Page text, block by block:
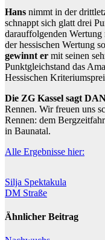
Hans nimmt in der
schnappt sich glatt drei
darauffolgenden
der hessischen Wertung
gewinnt er mit seinen
Punktgleichstand das
Hessischen
Die ZG Kassel sagt
Rennen. Wir freuen uns
Rennen: dem
in Baunatal.
Alle Ergebnisse hier:
Silja Spektakula
DM Straße
Ähnlicher Beitrag